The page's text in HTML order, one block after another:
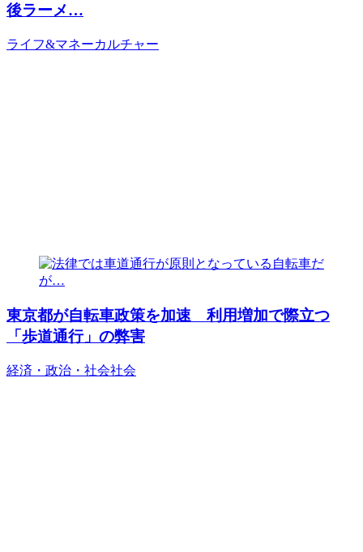
後ラーメ…
ライフ&マネーカルチャー
東京都が自転車政策を加速 利用増加で際立つ
「歩道通行」の弊害
経済・政治・社会社会